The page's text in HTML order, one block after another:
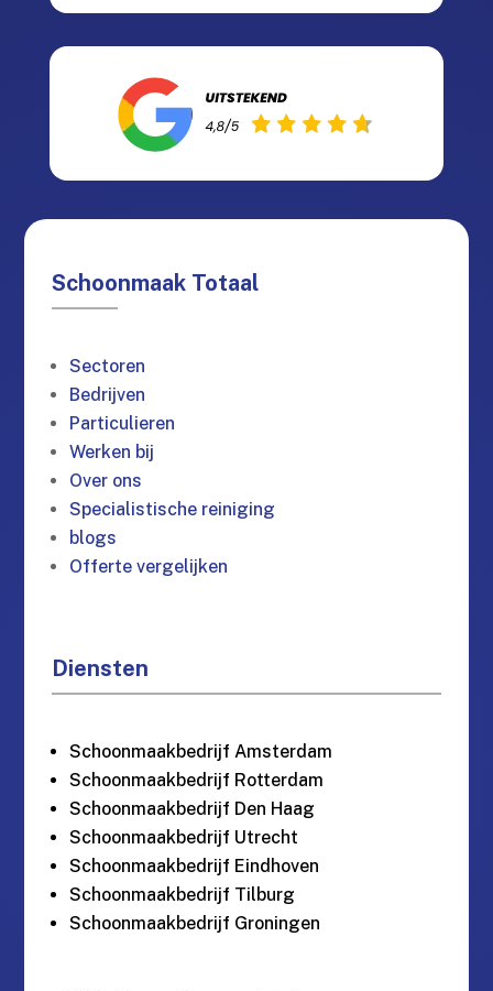
Schoonmaak Totaal
Sectoren
Bedrijven
Particulieren
Werken bij
Over ons
Specialistische reiniging
blogs
Offerte vergelijken
Diensten
Schoonmaakbedrijf Amsterdam
Schoonmaakbedrijf Rotterdam
Schoonmaakbedrijf Den Haag
Schoonmaakbedrijf Utrecht
Schoonmaakbedrijf Eindhoven
Schoonmaakbedrijf Tilburg
Schoonmaakbedrijf Groningen